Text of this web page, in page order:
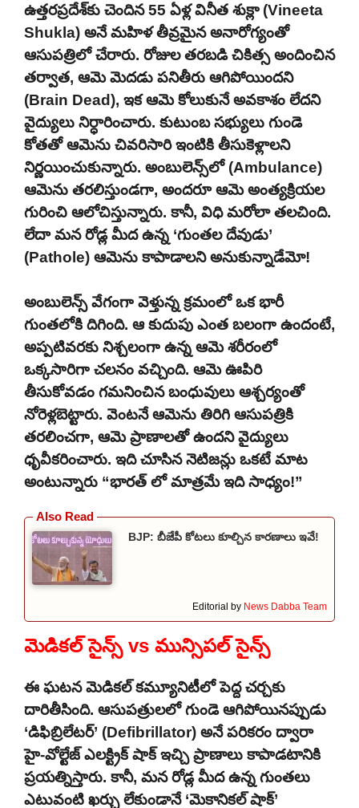
ఉత్తరప్రదేశ్‌కు చెందిన 55 ఏళ్ల వినీత శుక్లా (Vineeta
Shukla) అనే మహిళ తీవ్రమైన అనారోగ్యంతో
ఆసుపత్రిలో చేరారు. రోజుల తరబడి చికిత్స అందించిన
తర్వాత, ఆమె మెదడు పనితీరు ఆగిపోయిందని
(Brain Dead), ఇక ఆమె కోలుకునే అవకాశం లేదని
వైద్యులు నిర్ధారించారు. కుటుంబ సభ్యులు గుండె
కోతతో ఆమెను చివరిసారి ఇంటికి తీసుకెళ్లాలని
నిర్ణయించుకున్నారు. అంబులెన్స్‌లో (Ambulance)
ఆమెను తరలిస్తుండగా, అందరూ ఆమె అంత్యక్రియల
గురించి ఆలోచిస్తున్నారు. కానీ, విధి మరోలా తలచింది.
లేదా మన రోడ్ల మీద ఉన్న ‘గుంతల దేవుడు’
(Pathole) ఆమెను కాపాడాలని అనుకున్నాడేమో!
అంబులెన్స్ వేగంగా వెళ్తున్న క్రమంలో ఒక భారీ
గుంతలోకి దిగింది. ఆ కుదుపు ఎంత బలంగా ఉందంటే,
అప్పటివరకు నిశ్చలంగా ఉన్న ఆమె శరీరంలో
ఒక్కసారిగా చలనం వచ్చింది. ఆమె ఊపిరి
తీసుకోవడం గమనించిన బంధువులు ఆశ్చర్యంతో
నోరెళ్లబెట్టారు. వెంటనే ఆమెను తిరిగి ఆసుపత్రికి
తరలించగా, ఆమె ప్రాణాలతో ఉందని వైద్యులు
ధృవీకరించారు. ఇది చూసిన నెటిజన్లు ఒకటే మాట
అంటున్నారు “భారత్ లో మాత్రమే ఇది సాధ్యం!”
BJP: బీజేపీ కోటలు కూల్చిన కారణాలు ఇవే!
Editorial by News Dabba Team
మెడికల్ సైన్స్ vs మున్సిపల్ సైన్స్
ఈ ఘటన మెడికల్ కమ్యూనిటీలో పెద్ద చర్చకు
దారితీసింది. ఆసుపత్రులలో గుండె ఆగిపోయినప్పుడు
‘డిఫిబ్రిలేటర్’ (Defibrillator) అనే పరికరం ద్వారా
హై-వోల్టేజ్ ఎలక్ట్రిక్ షాక్ ఇచ్చి ప్రాణాలు కాపాడటానికి
ప్రయత్నిస్తారు. కానీ, మన రోడ్ల మీద ఉన్న గుంతలు
ఎటువంటి ఖర్చు లేకుండానే ‘మెకానికల్ షాక్’